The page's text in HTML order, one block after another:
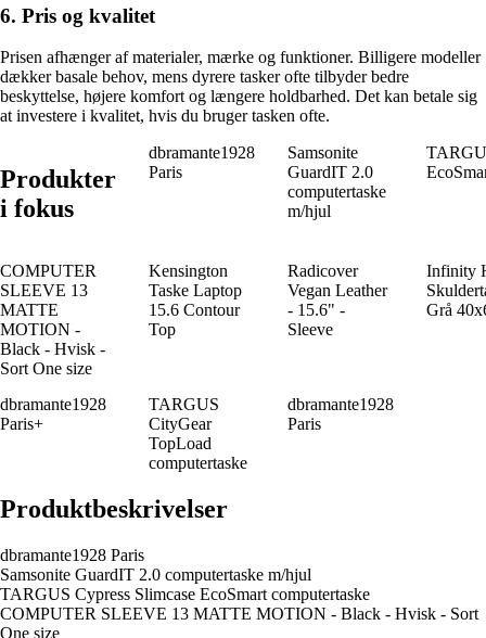
6. Pris og kvalitet
Prisen afhænger af materialer, mærke og funktioner. Billigere modeller
dækker basale behov, mens dyrere tasker ofte tilbyder bedre
beskyttelse, højere komfort og længere holdbarhed. Det kan betale sig
at investere i kvalitet, hvis du bruger tasken ofte.
Produkter
i fokus
dbramante1928
Paris
Samsonite
GuardIT 2.0
computertaske
m/hjul
COMPUTER
SLEEVE 13
MATTE
MOTION -
Black - Hvisk -
Sort One size
Kensington
Taske Laptop
15.6 Contour
Top
Radicover
Vegan Leather
- 15.6" -
Sleeve
Infinity
Grå
dbramante1928
Paris+
TARGUS
CityGear
TopLoad
computertaske
dbramante1928
Paris
Produktbeskrivelser
dbramante1928 Paris
Samsonite GuardIT 2.0 computertaske m/hjul
TARGUS Cypress Slimcase EcoSmart computertaske
COMPUTER SLEEVE 13 MATTE MOTION - Black - Hvisk - Sort
One size